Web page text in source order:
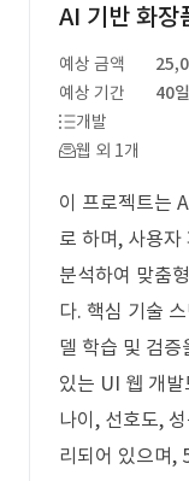
AI 기반 화장
예상 금액
예상 기간
40일
개발
웹 외 1개
이 프로젝트는
로 하며, 사용자
분석하여 맞춤
다. 핵심 기술
델 학습 및 검증
있는 UI 웹 개
나이, 선호도,
리되어 있으며,